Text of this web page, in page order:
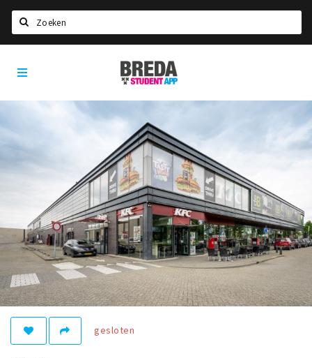
HOME
Voel je thuis in Breda | GoodMood
Welkom in Breda
Studentenverenigingen
Studentenraad
Studentenroutes
New in town? Check FAQ!
WONEN
Woonruimte
Inschrijven gemeente
Breda
Student
gesloten